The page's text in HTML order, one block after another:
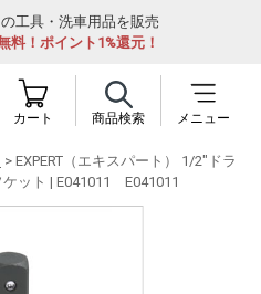
工具・洗車用品を販売
料！ポイント1%還元！
カート 商品検索 メニュー
> EXPERT（エキスパート） 1/2"ドラ
ット | E041011 E041011